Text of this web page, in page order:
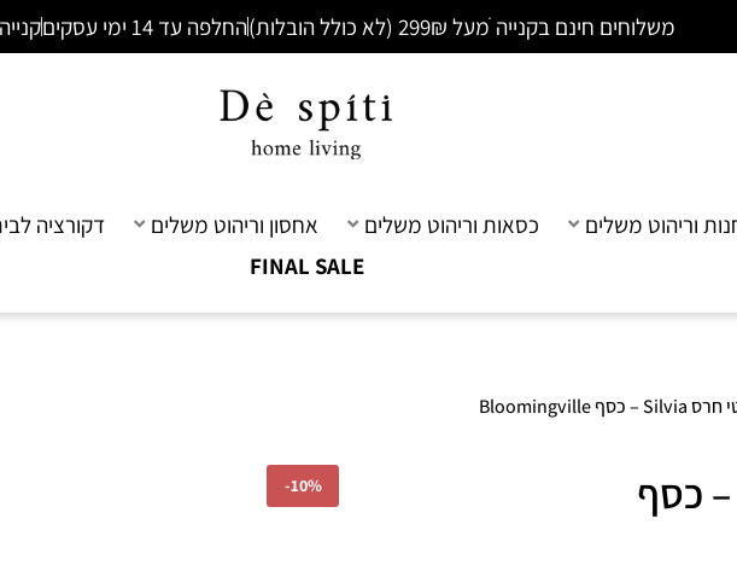
משלוחים חינם בקנייה ׁמעל 299₪ (לא כולל הובלות) החלפה עד 14 ימי עסקים
וריהוט משלים כסאות וריהוט משלים אחסון וריהוט משלים דקורציה
FINAL SALE
סט 2 פמוטי חרס Silvia – כסף
10%
-